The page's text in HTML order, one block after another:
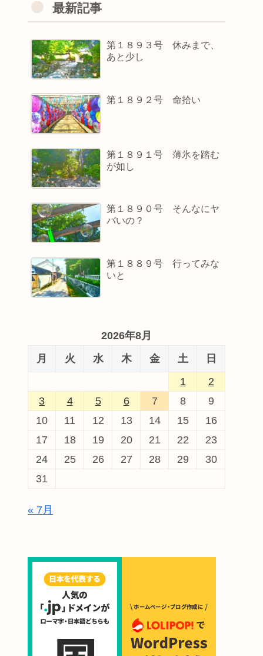
最新記事
第１８９３号 休みまで、
あと少し
第１８９２号 命拾い
第１８９１号 薄氷を踏む
が如し
第１８９０号 そんなにヤ
バいの？
第１８８９号 行ってみな
いと
2026年8月
月
火 水 木 金 土
日
1
2
3
4 5 6 7 8
9
10
11 12 13 14 15
16
17
18 19 20 21 22
23
24
25 26 27 28 29
30
31
« 7月